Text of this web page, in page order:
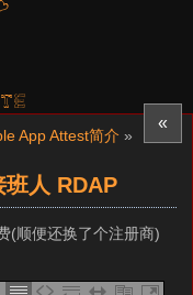
«
App Attest简介 »
人 RDAP
(顺便还换了个注册商)